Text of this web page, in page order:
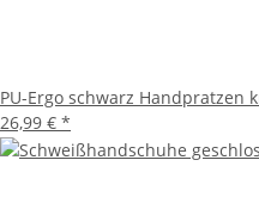
PU-Ergo schwarz Handpratzen
26,99 € *